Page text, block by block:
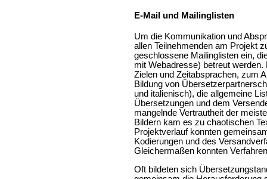
E-Mail und Mailinglisten
Um die Kommunikation und
allen Teilnehmenden am Projekt
geschlossene Mailinglisten ein,
mit Webadresse) betreut
Zielen und Zeitabsprachen, zum
Bildung von
und italienisch), die allgemeine
Übersetzungen und dem
mangelnde Vertrautheit der
Bildern kam es zu chaotischen
Projektverlauf konnten
Kodierungen und des
Gleichermaßen konnten
Oft bildeten sich